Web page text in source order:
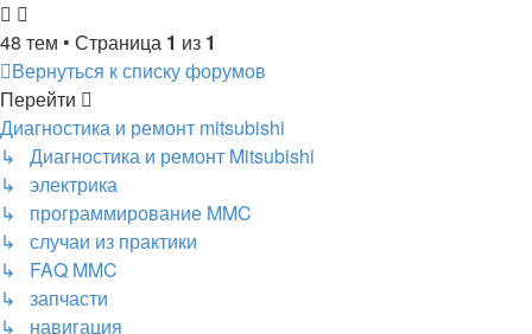
48 тем • Страница 1 из 1
Вернуться к списку форумов
Перейти
Диагностика и ремонт mitsubishi
↳ Диагностика и ремонт Mitsubishi
↳ электрика
↳ программирование MMC
↳ случаи из практики
↳ FAQ MMC
↳ запчасти
↳ навигация